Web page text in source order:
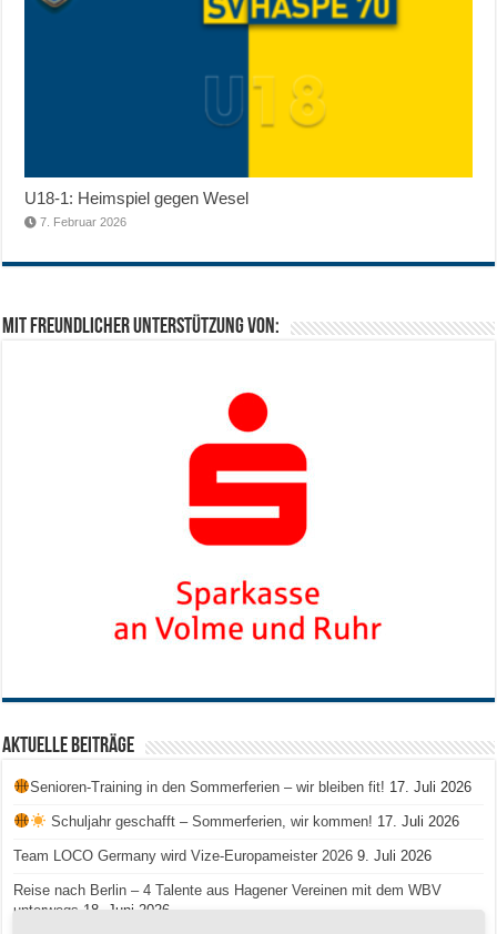
U18-1: Heimspiel gegen Wesel
7. Februar 2026
Mit freundlicher Unterstützung von:
Aktuelle Beiträge
Senioren-Training in den Sommerferien – wir bleiben fit! 17. Juli 2026
Schuljahr geschafft – Sommerferien, wir kommen! 17. Juli 2026
Team LOCO Germany wird Vize-Europameister 2026 9. Juli 2026
Reise nach Berlin – 4 Talente aus Hagener Vereinen mit dem WBV
unterwegs 18. Juni 2026